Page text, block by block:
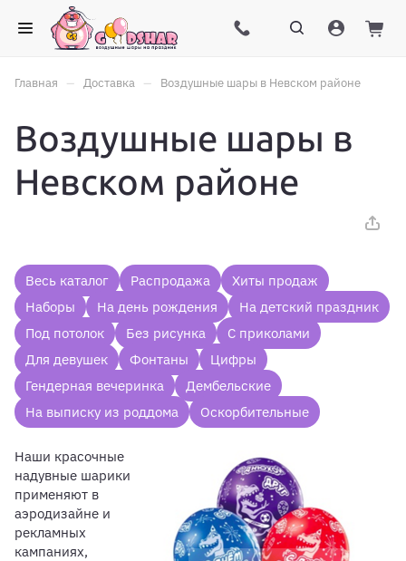
Главная – Доставка – Воздушные шары в Невском районе
Воздушные шары в
Невском районе
Весь каталог Распродажа
Хиты продаж
Наборы
На день рождения
На детский праздник
Под потолок
Без рисунка
С приколами
Для девушек
Фонтаны
Цифры
Гендерная вечеринка
Дембельские
На выписку из роддома
Оскорбительные
Наши красочные
надувные шарики
применяют в
аэродизайне и
рекламных
кампаниях,